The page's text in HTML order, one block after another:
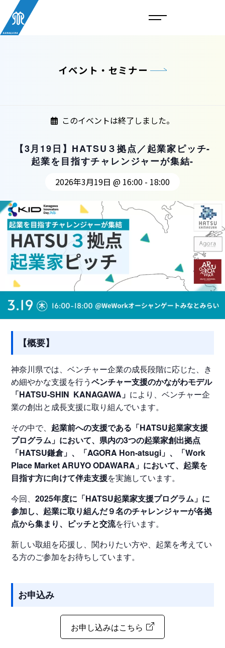
イベント・セミナー
このイベントは終了しました。
【3月19日】HATSU３拠点／起業家ピッチ-
起業を目指すチャレンジャーが集結-
2026年3月19日 @ 16:00 - 18:00
【概要】
神奈川県では、ベンチャー企業の成長段階に応じた、き
め細やかな支援を行うベンチャー支援のかながわモデル
「HATSU-SHIN KANAGAWA」 により、ベンチャー企
業の創出と成長支援に取り組んでいます。
その中で、 起業前への支援である「HATSU起業家支援
プログラム」において、県内の3つの起業家創出拠点
「HATSU鎌倉」、「AGORA Hon-atsugi」、「Work
Place Market ARUYO ODAWARA」において、起業を
目指す方に向けて伴走支援を実施しています。
今回、2025年度に「HATSU起業家支援プログラム」に
参加し、起業に取り組んだ９名のチャレンジャーが各拠
点から集まり、ピッチと交流を行います。
新しい取組を応援し、関わりたい方や、起業を考えてい
る方のご参加をお待ちしています。
お申込み
お申し込みはこちら